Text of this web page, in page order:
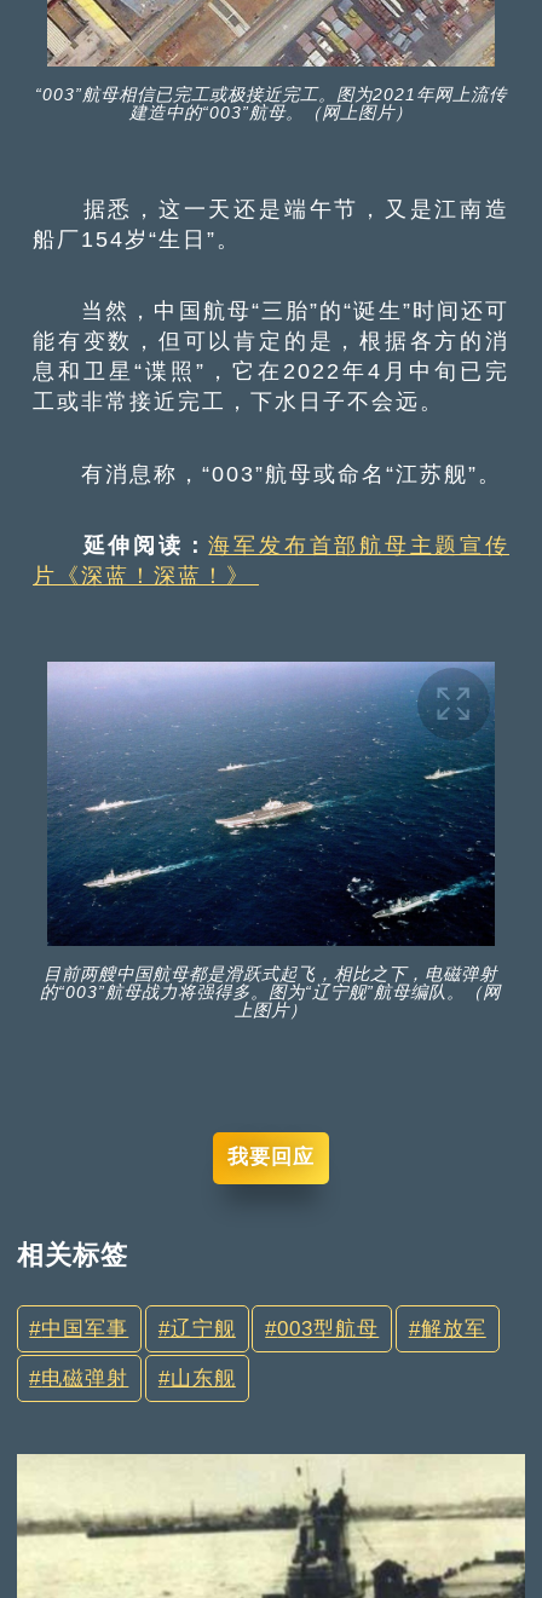
“003”航母相信已完工或极接近完工。图为2021年网上流传
建造中的“003”航母。（网上图片）
据悉，这一天还是端午节，又是江南造
船厂154岁“生日”。
当然，中国航母“三胎”的“诞生”时间还可
能有变数，但可以肯定的是，根据各方的消
息和卫星“谍照”，它在2022年4月中旬已完
工或非常接近完工，下水日子不会远。
有消息称，“003”航母或命名“江苏舰”。
延伸阅读：海军发布首部航母主题宣传
片《深蓝！深蓝！》
目前两艘中国航母都是滑跃式起飞，相比之下，电磁弹射
的“003”航母战力将强得多。图为“辽宁舰”航母编队。（网
上图片）
我要回应
相关标签
中国军事 辽宁舰 003型航母 解放军
电磁弹射 山东舰